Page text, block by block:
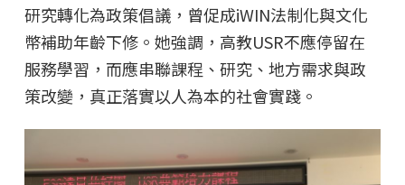
研究轉化為政策倡議，曾促成iWIN法制化與文化
幣補助年齡下修。她強調，高教USR不應停留在
服務學習，而應串聯課程、研究、地方需求與政
策改變，真正落實以人為本的社會實踐。